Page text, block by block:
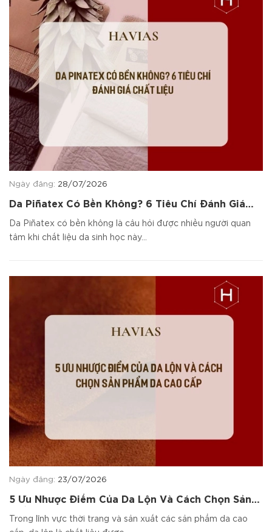
Ngày đăng: 28/07/2026
Da Piñatex Có Bền Không? 6 Tiêu Chí Đánh Giá
Da Piñatex có bền không là câu hỏi được nhiều người quan
tâm khi chất liệu da sinh học này...
Ngày đăng: 23/07/2026
5 Ưu Nhược Điểm Của Da Lộn Và Cách Chọn Sản
Phẩm Da Cao Cấp
Trong lĩnh vực thời trang và sản xuất các sản phẩm da cao